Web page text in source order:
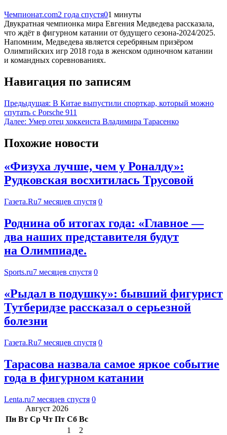
Чемпионат.com2 года спустя01 минуты
Двукратная чемпионка мира Евгения Медведева рассказала,
что ждёт в фигурном катании от будущего сезона-2024/2025.
Напомним, Медведева является серебряным призёром
Олимпийских игр 2018 года в женском одиночном катании
и командных соревнованиях.
Навигация по записям
Предыдущая: В Китае выпустили спорткар, который можно
спутать с Porsche 911
Далее: Умер отец хоккеиста Владимира Тарасенко
Похожие новости
«Физуха лучше, чем у Роналду»:
Рудковская восхитилась Трусовой
Газета.Ru7 месяцев спустя 0
Роднина об итогах года: «Главное —
два наших представителя будут
на Олимпиаде.
Sports.ru7 месяцев спустя 0
«Рыдал в подушку»: бывший фигурист
Тутберидзе рассказал о серьезной
болезни
Газета.Ru7 месяцев спустя 0
Тарасова назвала самое яркое событие
года в фигурном катании
Lenta.ru7 месяцев спустя 0
Август 2026
Пн Вт Ср Чт Пт Сб Вс
1
2